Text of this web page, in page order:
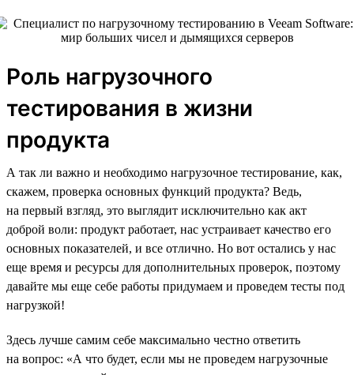
Роль нагрузочного
тестирования в жизни
продукта
А так ли важно и необходимо нагрузочное тестирование, как,
скажем, проверка основных функций продукта? Ведь,
на первый взгляд, это выглядит исключительно как акт
доброй воли: продукт работает, нас устраивает качество его
основных показателей, и все отлично. Но вот остались у нас
еще время и ресурсы для дополнительных проверок, поэтому
давайте мы еще себе работы придумаем и проведем тесты под
нагрузкой!
Здесь лучше самим себе максимально честно ответить
на вопрос: «А что будет, если мы не проведем нагрузочные